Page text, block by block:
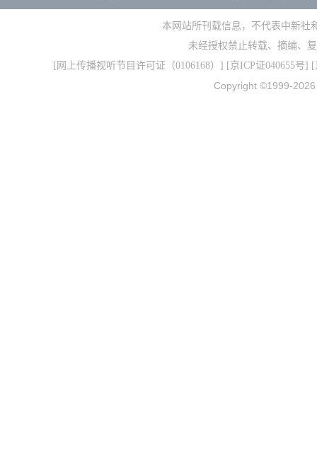
本网站所刊载信息，不代表中新社
未经授权禁止转载、摘编、
[ 网上传播视听节目许可证（0106168） ] [京ICP证040655号] [
Copyright ©1999-